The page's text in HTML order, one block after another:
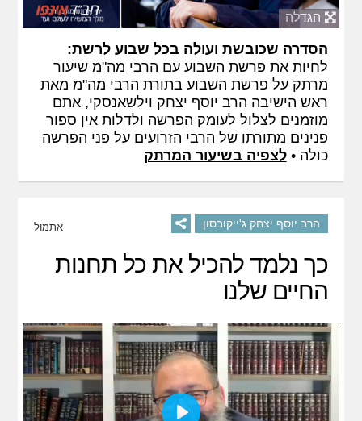
הגדלה
הסדרה שכובשת ועולה בכל שבוע לרשת:
לחיות את פרשת השבוע עם הרבי מה"מ שיעור
מרתק על פרשת השבוע בתורת הרבי מה"מ מאת
ראש הישיבה הרב יוסף יצחק וילשאנסקי, אתם
מוזמנים לצלול לעומק הפרשה ולדלות אין ספור
פנינים מתורתו של הרבי הזרועים על פני הפרשה
כולה •לצפיה בשיעור המרתק
הרב יוסף יצחק ג'ייקובסון אתמול
כך נלמד להכיל את כל תחנות
החיים שלנו